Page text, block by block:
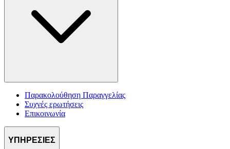
Παρακολούθηση Παραγγελίας
Συχνές ερωτήσεις
Επικοινωνία
ΥΠΗΡΕΣΙΕΣ